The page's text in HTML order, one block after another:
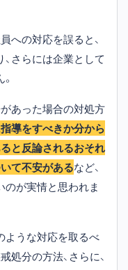
への対応を誤ると、
さらには企業として
あった場合の対処方
導をすべきか分から
と反論されるおそれ
て不安があるなど、
が実情と思われま
ような対応を取るべ
処分の方法、さらに、